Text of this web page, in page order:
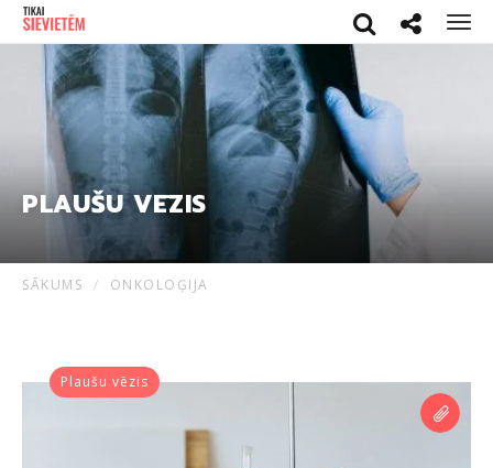
Social
Search
PLAUŠU VĒZIS
SĀKUMS ONKOLOĢIJA
Plaušu vēzis